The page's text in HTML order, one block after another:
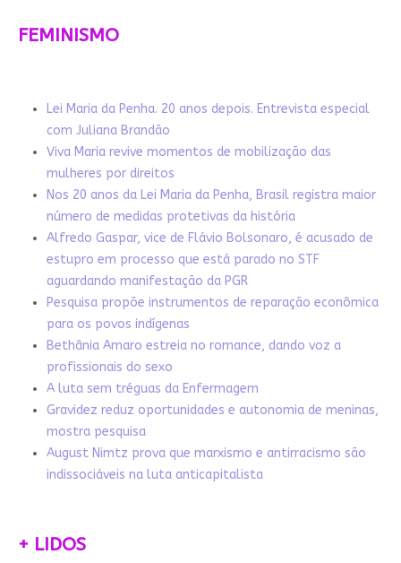
FEMINISMO
Lei Maria da Penha. 20 anos depois. Entrevista especial
com Juliana Brandão
Viva Maria revive momentos de mobilização das
mulheres por direitos
Nos 20 anos da Lei Maria da Penha, Brasil registra maior
número de medidas protetivas da história
Alfredo Gaspar, vice de Flávio Bolsonaro, é acusado de
estupro em processo que está parado no STF
aguardando manifestação da PGR
Pesquisa propõe instrumentos de reparação econômica
para os povos indígenas
Bethânia Amaro estreia no romance, dando voz a
profissionais do sexo
A luta sem tréguas da Enfermagem
Gravidez reduz oportunidades e autonomia de meninas,
mostra pesquisa
August Nimtz prova que marxismo e antirracismo são
indissociáveis na luta anticapitalista
+ LIDOS